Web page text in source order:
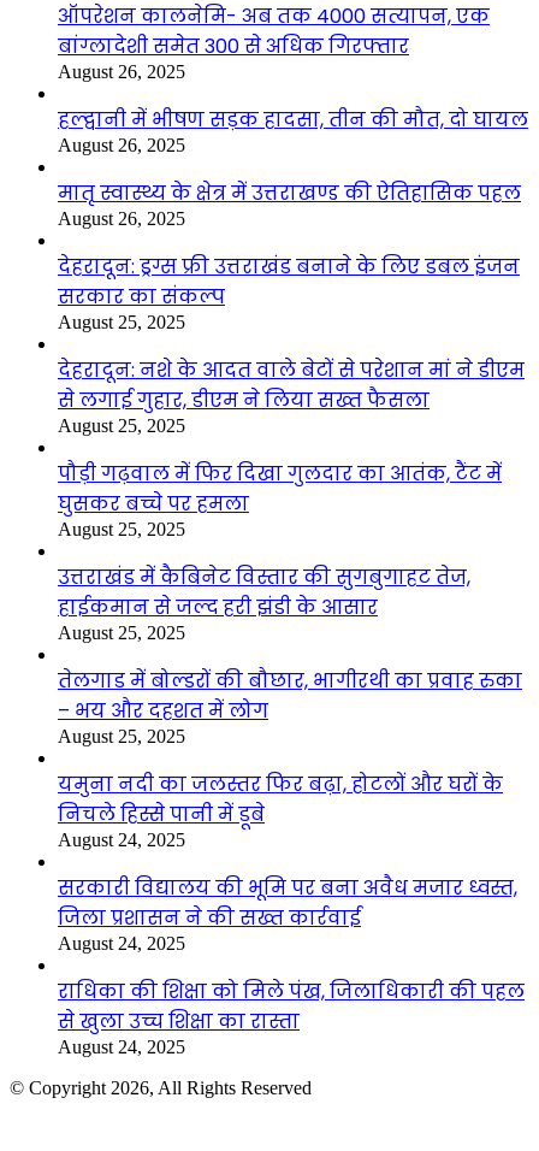
ऑपरेशन कालनेमि- अब तक 4000 सत्यापन, एक
बांग्लादेशी समेत 300 से अधिक गिरफ्तार
August 26, 2025
हल्द्वानी में भीषण सड़क हादसा, तीन की मौत, दो घायल
August 26, 2025
मातृ स्वास्थ्य के क्षेत्र में उत्तराखण्ड की ऐतिहासिक पहल
August 26, 2025
देहरादून: ड्रग्स फ्री उत्तराखंड बनाने के लिए डबल इंजन
सरकार का संकल्प
August 25, 2025
देहरादून: नशे के आदत वाले बेटों से परेशान मां ने डीएम
से लगाई गुहार, डीएम ने लिया सख्त फैसला
August 25, 2025
पौड़ी गढ़वाल में फिर दिखा गुलदार का आतंक, टैंट में
घुसकर बच्चे पर हमला
August 25, 2025
उत्तराखंड में कैबिनेट विस्तार की सुगबुगाहट तेज,
हाईकमान से जल्द हरी झंडी के आसार
August 25, 2025
तेलगाड में बोल्डरों की बौछार, भागीरथी का प्रवाह रुका
– भय और दहशत में लोग
August 25, 2025
यमुना नदी का जलस्तर फिर बढ़ा, होटलों और घरों के
निचले हिस्से पानी में डूबे
August 24, 2025
सरकारी विद्यालय की भूमि पर बना अवैध मजार ध्वस्त,
जिला प्रशासन ने की सख्त कार्रवाई
August 24, 2025
राधिका की शिक्षा को मिले पंख, जिलाधिकारी की पहल
से खुला उच्च शिक्षा का रास्ता
August 24, 2025
© Copyright 2026, All Rights Reserved